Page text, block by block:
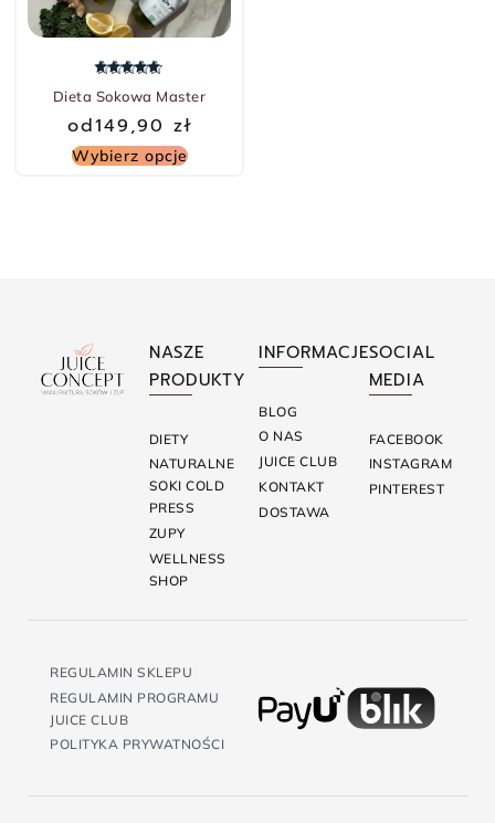
Dieta Sokowa Master
od149,90 zł
Wybierz opcje
NASZE
PRODUKTY
DIETY
NATURALNE
SOKI COLD
PRESS
ZUPY
WELLNESS
SHOP
INFORMACJE
BLOG
O NAS
JUICE CLUB
KONTAKT
DOSTAWA
SOCIAL
MEDIA
FACEBOOK
INSTAGRAM
PINTEREST
REGULAMIN SKLEPU
REGULAMIN PROGRAMU
JUICE CLUB
POLITYKA PRYWATNOŚCI